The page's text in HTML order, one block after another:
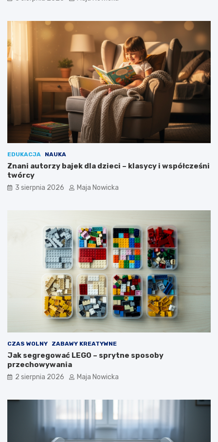
EDUKACJA NAUKA
Znani autorzy bajek dla dzieci – klasycy i współcześni
twórcy
3 sierpnia 2026 Maja Nowicka
CZAS WOLNY ZABAWY KREATYWNE
Jak segregować LEGO – sprytne sposoby
przechowywania
2 sierpnia 2026 Maja Nowicka